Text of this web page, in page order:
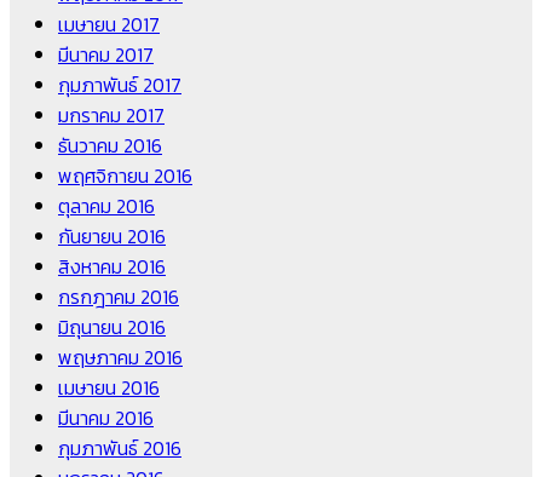
เมษายน 2017
มีนาคม 2017
กุมภาพันธ์ 2017
มกราคม 2017
ธันวาคม 2016
พฤศจิกายน 2016
ตุลาคม 2016
กันยายน 2016
สิงหาคม 2016
กรกฎาคม 2016
มิถุนายน 2016
พฤษภาคม 2016
เมษายน 2016
มีนาคม 2016
กุมภาพันธ์ 2016